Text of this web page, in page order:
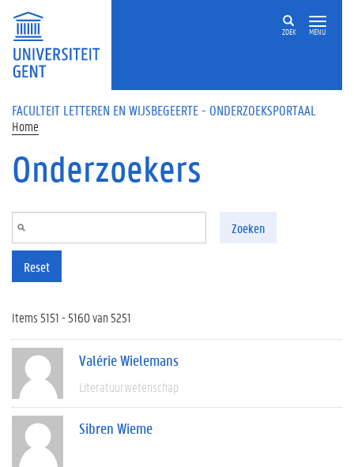
Overslaan en naar de inhoud gaan
ZOEK MENU
FACULTEIT LETTEREN EN WIJSBEGEERTE - ONDERZOEKSPORTAAL
Home
Onderzoekers
Zoeken
Reset
Items 5151 - 5160 van 5251
Valérie Wielemans
Literatuurwetenschap
Sibren Wieme